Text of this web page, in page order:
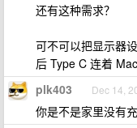
还有这种需求？
可不可以把显示器
后 Type C 连着
plk403 Dec 14,
你是不是家里没有